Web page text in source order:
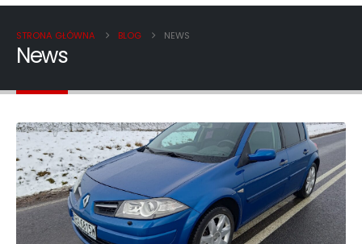
STRONA GŁÓWNA BLOG NEWS
News